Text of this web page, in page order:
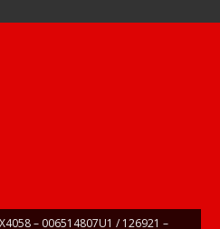
– 006514807U1 / 126921 –